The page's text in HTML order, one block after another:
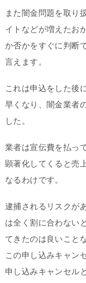
また闇金問題を取り
イトなどが増えたお
か否かをすぐに判断
言えます。
これは申込をした後
早くなり、闇金業者
した。
業者は宣伝費を払っ
顕著化してくると売
なるわけです。
逮捕されるリスクが
は全く割に合わない
てきたのは良いこと
この申し込みキャン
申し込みキャンセル